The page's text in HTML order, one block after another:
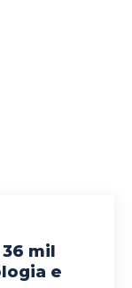
mil
e